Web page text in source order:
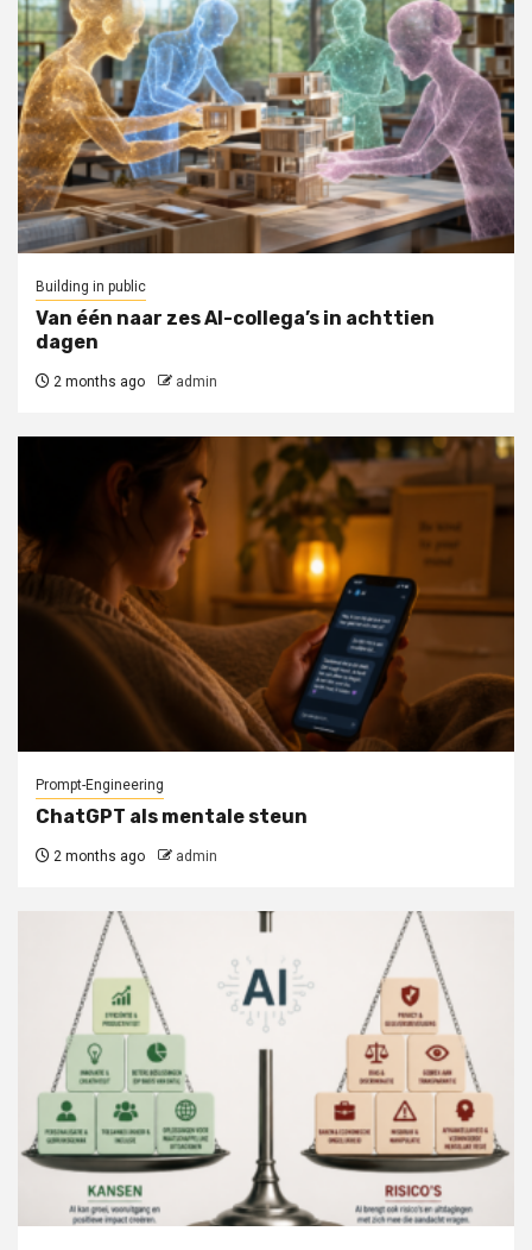
Building in public
Van één naar zes AI-collega’s in achttien
dagen
2 months ago admin
Prompt-Engineering
ChatGPT als mentale steun
2 months ago admin